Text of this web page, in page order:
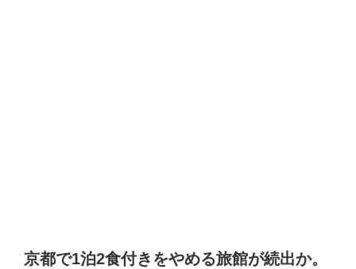
京都で1泊2食付きをやめる旅館が続出か。